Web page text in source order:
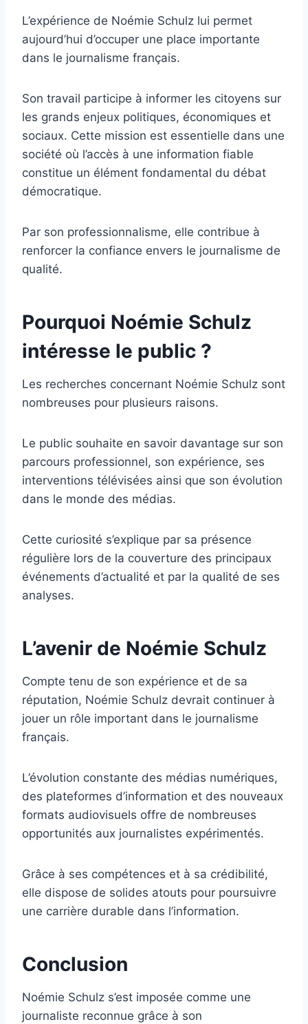
L’expérience de Noémie Schulz lui permet
aujourd’hui d’occuper une place importante
dans le journalisme français.
Son travail participe à informer les citoyens sur
les grands enjeux politiques, économiques et
sociaux. Cette mission est essentielle dans une
société où l’accès à une information fiable
constitue un élément fondamental du débat
démocratique.
Par son professionnalisme, elle contribue à
renforcer la confiance envers le journalisme de
qualité.
Pourquoi Noémie Schulz
intéresse le public ?
Les recherches concernant Noémie Schulz sont
nombreuses pour plusieurs raisons.
Le public souhaite en savoir davantage sur son
parcours professionnel, son expérience, ses
interventions télévisées ainsi que son évolution
dans le monde des médias.
Cette curiosité s’explique par sa présence
régulière lors de la couverture des principaux
événements d’actualité et par la qualité de ses
analyses.
L’avenir de Noémie Schulz
Compte tenu de son expérience et de sa
réputation, Noémie Schulz devrait continuer à
jouer un rôle important dans le journalisme
français.
L’évolution constante des médias numériques,
des plateformes d’information et des nouveaux
formats audiovisuels offre de nombreuses
opportunités aux journalistes expérimentés.
Grâce à ses compétences et à sa crédibilité,
elle dispose de solides atouts pour poursuivre
une carrière durable dans l’information.
Conclusion
Noémie Schulz s’est imposée comme une
journaliste reconnue grâce à son